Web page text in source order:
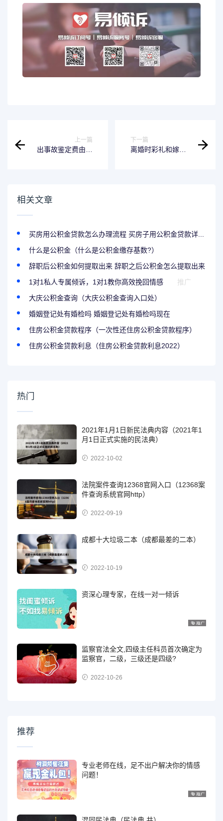
上一篇
出事故鉴定费由谁
下一篇
离婚时彩礼和嫁妆
相关文章
买房用公积金贷款怎么办理流程 买房子用公积金贷款详...
什么是公积金（什么是公积金缴存基数?）
辞职后公积金如何提取出来 辞职之后公积金怎么提取出来
1对1私人专属倾诉，1对1教你高效挽回情感
推广
大庆公积金查询（大庆公积金查询入口处）
婚姻登记处有婚检吗 婚姻登记处有婚检吗现在
住房公积金贷款程序（一次性还住房公积金贷款程序）
住房公积金贷款利息（住房公积金贷款利息2022）
热门
2021年1月1日新民法典内容（2021年1
月1日正式实施的民法典）
2022-10-02
法院案件查询12368官网入口（12368案
件查询系统官网http）
2022-09-19
成都十大垃圾二本（成都最差的二本）
2022-10-19
资深心理专家，在线一对一倾诉
监察官法全文,四级主任科员首次确定为
监察官，二级，三级还是四级?
2022-10-26
推荐
专业老师在线，足不出户解决你的情感
问题！